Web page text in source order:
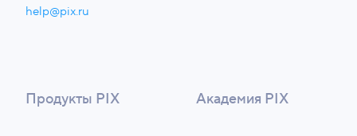
Продукты PIX Академия PIX
help@pix.ru